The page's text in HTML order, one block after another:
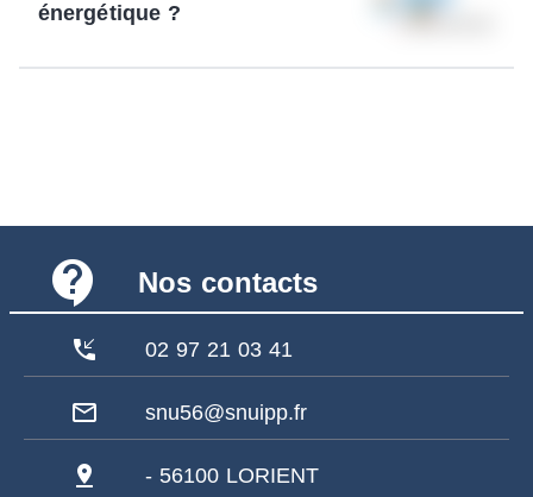
énergétique ?
contact_support Nos contacts
phone_callback 02 97 21 03 41
mail_outline snu56@snuipp.fr
pin_drop - 56100 LORIENT